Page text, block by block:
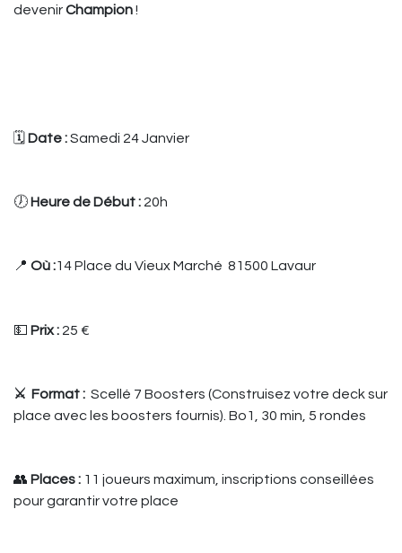
devenirChampion!
🗓️ Date :Samedi 24 Janvier
🕖 Heure de Début : 20h
📍 Où :14 Place du Vieux Marché 81500 Lavaur
💵 Prix : 25 €
⚔️ Format : Scellé 7 Boosters (Construisez votre deck sur
place avec les boosters fournis). Bo1, 30 min, 5 rondes
👥 Places : 11 joueurs maximum, inscriptions conseillées
pour garantir votre place